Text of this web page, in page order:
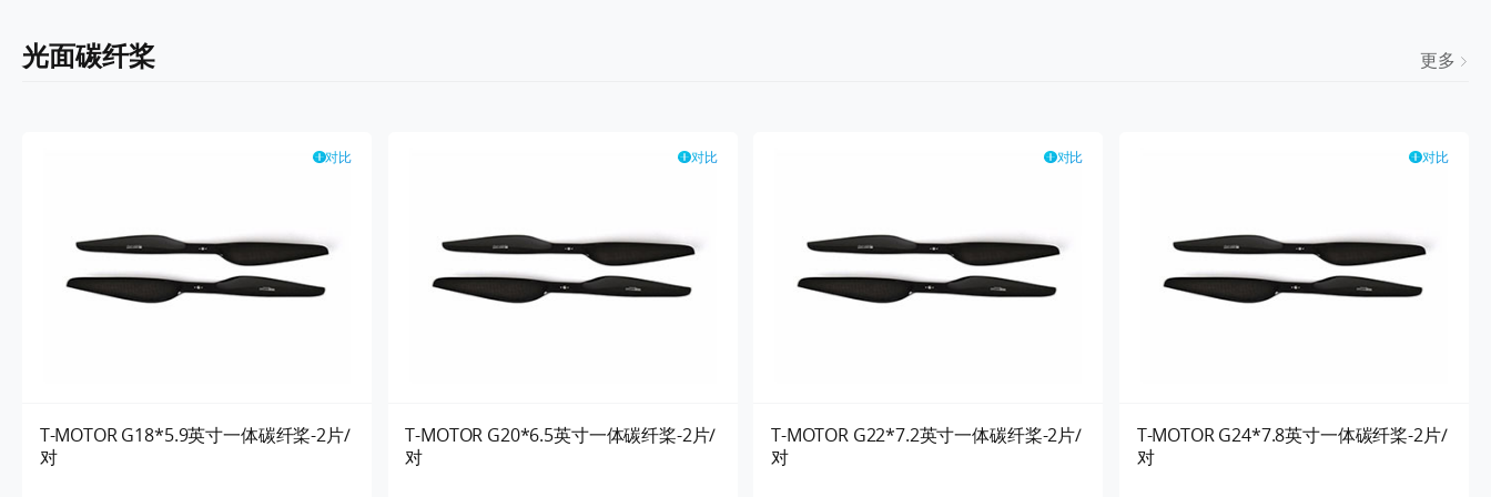
光面碳纤桨 更多
对比
T-MOTOR G18*5.9英寸一体碳纤桨-2片/
对
对比
T-MOTOR G20*6.5英寸一体碳纤桨-2片/
对
对比
T-MOTOR G22*7.2英寸一体碳纤桨-2片/
对
对比
T-MOTOR G24*7.8英寸一体碳纤桨-2片/
对